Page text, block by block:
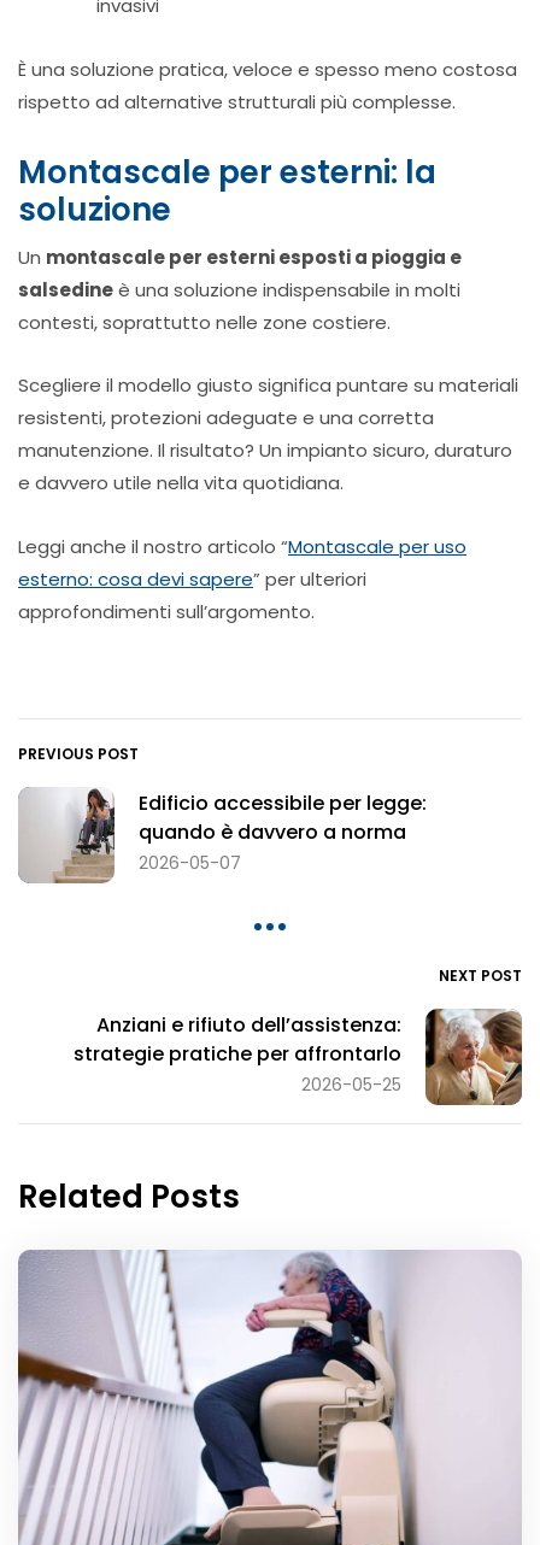
invasivi
È una soluzione pratica, veloce e spesso meno costosa
rispetto ad alternative strutturali più complesse.
Montascale per esterni: la
soluzione
Un montascale per esterni esposti a pioggia e
salsedineè una soluzione indispensabile in molti
contesti, soprattutto nelle zone costiere.
Scegliere il modello giusto significa puntare su materiali
resistenti, protezioni adeguate e una corretta
manutenzione. Il risultato? Un impianto sicuro, duraturo
e davvero utile nella vita quotidiana.
Leggi anche il nostro articolo “Montascale per uso
esterno: cosa devi sapere” per ulteriori
approfondimenti sull’argomento.
PREVIOUS POST
Edificio accessibile per legge:
quando è davvero a norma
2026-05-07
NEXT POST
Anziani e rifiuto dell’assistenza:
strategie pratiche per affrontarlo
2026-05-25
Related Posts